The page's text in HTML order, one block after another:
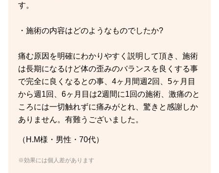
す。
・施術の内容はどのようなものでしたか?
痛む原因を明確にわかりやすく説明して頂き、施術
は長期になるけど体の歪みのバランスを良くする事
で完全に良くなるとの事、4ヶ月間週2回、5ヶ月目
から週1回、6ヶ月目は2週間に1回の施術、激痛のと
ころには一切触れずに痛みがとれ、驚きと感謝しか
ありません。有難うございました。
（H.M様・男性・70代）
※効果には個人差があります